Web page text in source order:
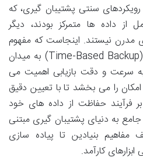
سنتی پشتیبان گیری، که
از داده ها متمرکز بودند، دیگر
مدرن نیستند. اینجاست که مفهوم
پشتیبان گیری مبتنی بر زمان (Time-Based Backup) به میدان
سرعت و دقت بازیابی اهمیت می
را می بخشد تا با تعیین دقیق
فرآیند حفاظت از داده های خود
به دنیای پشتیبان گیری مبتنی
مفاهیم بنیادین تا پیاده سازی
کارآمد.